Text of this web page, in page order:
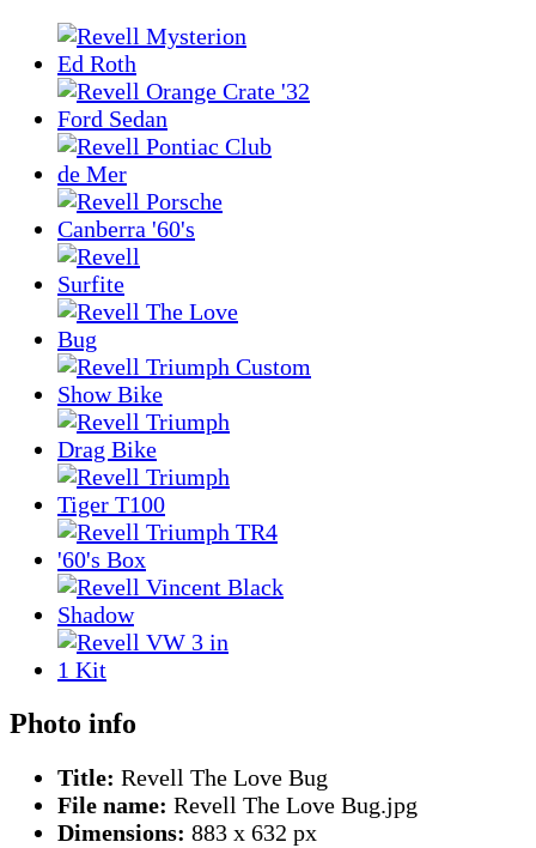
Photo info
Title: Revell The Love Bug
File name: Revell The Love Bug.jpg
Dimensions: 883 x 632 px